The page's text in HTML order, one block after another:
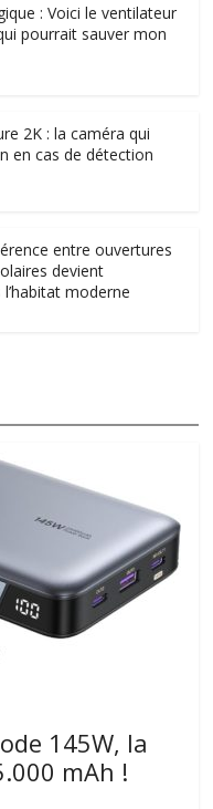
: Voici le ventilateur
pourrait sauver mon
2K : la caméra qui
en cas de détection
entre ouvertures
devient
moderne
145W, la
mAh !